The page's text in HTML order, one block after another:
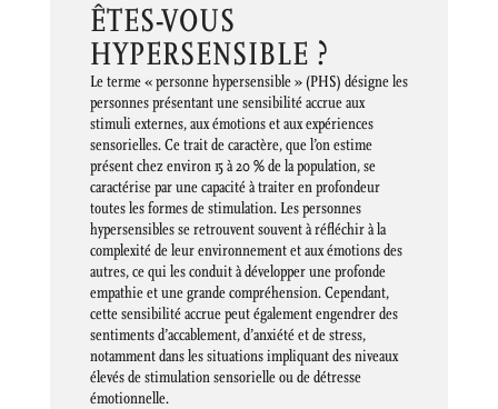
ÊTES-VOUS
HYPERSENSIBLE ?
Le terme « personne hypersensible » (PHS) désigne les
personnes présentant une sensibilité accrue aux
stimuli externes, aux émotions et aux expériences
sensorielles. Ce trait de caractère, que l’on estime
présent chez environ 15 à 20 % de la population, se
caractérise par une capacité à traiter en profondeur
toutes les formes de stimulation. Les personnes
hypersensibles se retrouvent souvent à réfléchir à la
complexité de leur environnement et aux émotions des
autres, ce qui les conduit à développer une profonde
empathie et une grande compréhension. Cependant,
cette sensibilité accrue peut également engendrer des
sentiments d’accablement, d’anxiété et de stress,
notamment dans les situations impliquant des niveaux
élevés de stimulation sensorielle ou de détresse
émotionnelle.